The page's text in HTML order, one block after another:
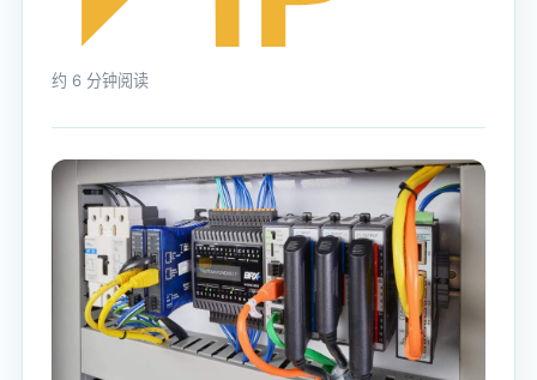
约 6 分钟阅读